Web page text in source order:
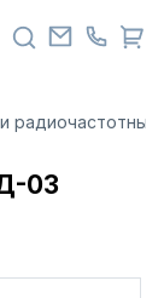
радиочастотные
03